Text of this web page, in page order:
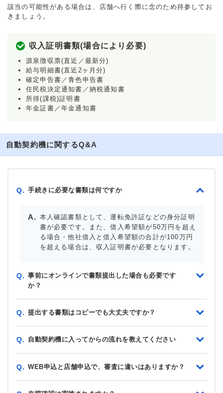
該当の可能性がある場合は、店舗へ行く際に念のため持参してお
きましょう。
収入証明書類(場合により必要)
源泉徴収票(直近／最新分)
給与明細書(直近2ヶ月分)
確定申告書／青色申告書
住民税決定通知書／納税通知書
所得(課税)証明書
年金証書／年金通知書
自動契約機に関するQ&A
Q. 手続きに必要な書類は何ですか
本人確認書類として、運転免許証などの身分証明
書が必要です。また、借入希望額が50万円を超え
る場合・他社借入と借入希望額の合計が100万円
を超える場合は、収入証明書が必要となります。
Q. 事前にオンラインで書類提出した場合も必要です
か？
Q. 提出する書類はコピーでも大丈夫ですか？
Q. 自動契約機に入ってからの流れを教えてください
Q. WEB申込と店舗申込で、審査に違いはありますか？